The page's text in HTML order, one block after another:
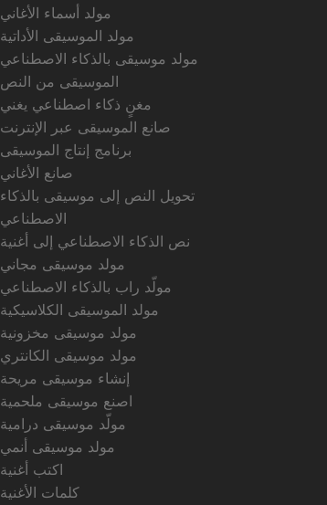
مولد أسماء الأغاني
مولد الموسيقى الأداتية
مولد موسيقى بالذكاء الاصطناعي
الموسيقى من النص
مغنٍ ذكاء اصطناعي يغني
صانع الموسيقى عبر الإنترنت
برنامج إنتاج الموسيقى
صانع الأغاني
تحويل النص إلى موسيقى بالذكاء
الاصطناعي
نص الذكاء الاصطناعي إلى أغنية
مولد موسيقى مجاني
مولّد راب بالذكاء الاصطناعي
مولد الموسيقى الكلاسيكية
مولد موسيقى مخزونية
مولد موسيقى الكانتري
إنشاء موسيقى مريحة
اصنع موسيقى ملحمية
مولّد موسيقى درامية
مولد موسيقى أنمي
اكتب أغنية
كلمات الأغنية